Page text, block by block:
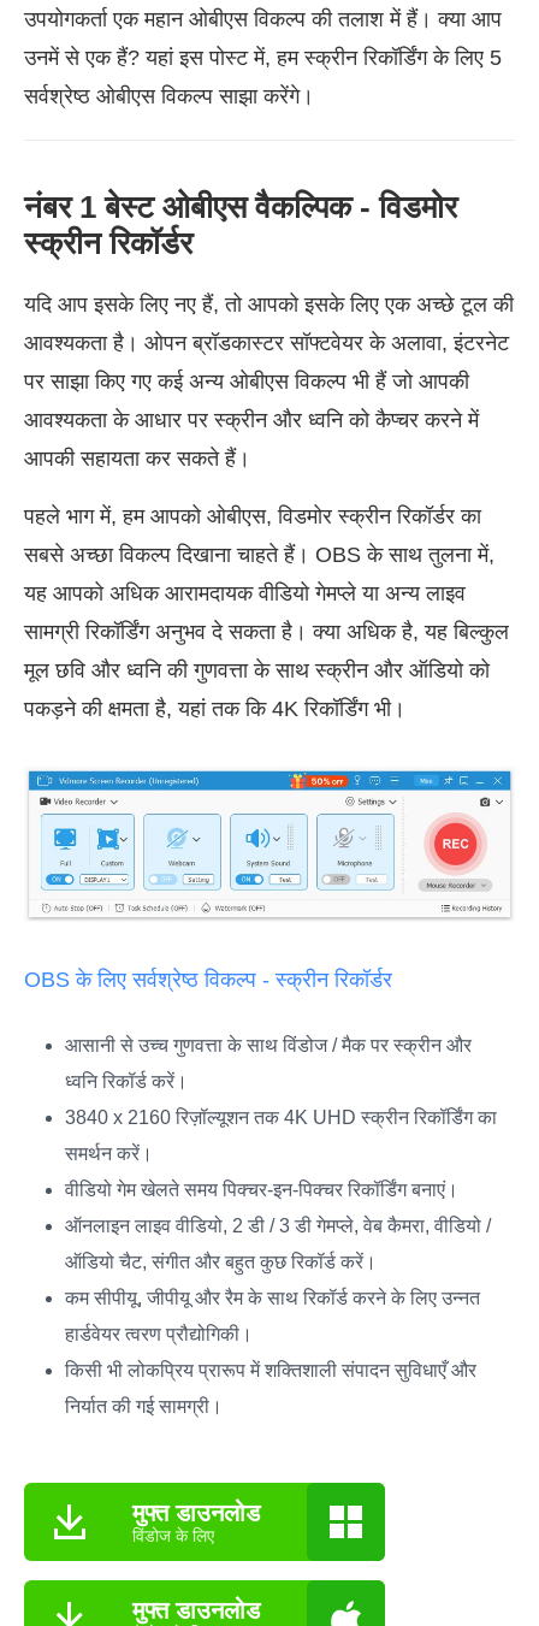
उपयोगकर्ता एक महान ओबीएस विकल्प की तलाश में हैं। क्या आप
उनमें से एक हैं? यहां इस पोस्ट में, हम स्क्रीन रिकॉर्डिंग के लिए 5
सर्वश्रेष्ठ ओबीएस विकल्प साझा करेंगे।
नंबर 1 बेस्ट ओबीएस वैकल्पिक - विडमोर
स्क्रीन रिकॉर्डर
यदि आप इसके लिए नए हैं, तो आपको इसके लिए एक अच्छे टूल की
आवश्यकता है। ओपन ब्रॉडकास्टर सॉफ्टवेयर के अलावा, इंटरनेट
पर साझा किए गए कई अन्य ओबीएस विकल्प भी हैं जो आपकी
आवश्यकता के आधार पर स्क्रीन और ध्वनि को कैप्चर करने में
आपकी सहायता कर सकते हैं।
पहले भाग में, हम आपको ओबीएस, विडमोर स्क्रीन रिकॉर्डर का
सबसे अच्छा विकल्प दिखाना चाहते हैं। OBS के साथ तुलना में,
यह आपको अधिक आरामदायक वीडियो गेमप्ले या अन्य लाइव
सामग्री रिकॉर्डिंग अनुभव दे सकता है। क्या अधिक है, यह बिल्कुल
मूल छवि और ध्वनि की गुणवत्ता के साथ स्क्रीन और ऑडियो को
पकड़ने की क्षमता है, यहां तक कि 4K रिकॉर्डिंग भी।
OBS के लिए सर्वश्रेष्ठ विकल्प - स्क्रीन रिकॉर्डर
आसानी से उच्च गुणवत्ता के साथ विंडोज / मैक पर स्क्रीन और
ध्वनि रिकॉर्ड करें।
3840 x 2160 रिज़ॉल्यूशन तक 4K UHD स्क्रीन रिकॉर्डिंग का
समर्थन करें।
वीडियो गेम खेलते समय पिक्चर-इन-पिक्चर रिकॉर्डिंग बनाएं।
ऑनलाइन लाइव वीडियो, 2 डी / 3 डी गेमप्ले, वेब कैमरा, वीडियो /
ऑडियो चैट, संगीत और बहुत कुछ रिकॉर्ड करें।
कम सीपीयू, जीपीयू और रैम के साथ रिकॉर्ड करने के लिए उन्नत
हार्डवेयर त्वरण प्रौद्योगिकी।
किसी भी लोकप्रिय प्रारूप में शक्तिशाली संपादन सुविधाएँ और
निर्यात की गई सामग्री।
मुफ्त डाउनलोड
विंडोज के लिए
मुफ्त डाउनलोड